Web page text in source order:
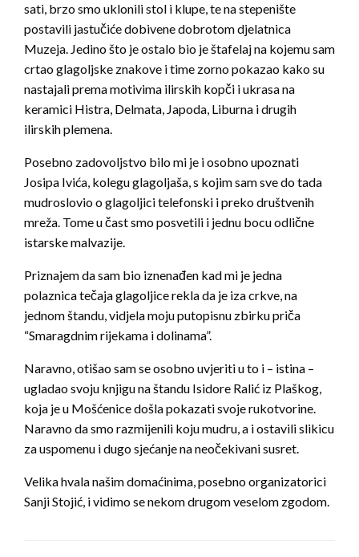
sati, brzo smo uklonili stol i klupe, te na stepenište
postavili jastučiće dobivene dobrotom djelatnica
Muzeja. Jedino što je ostalo bio je štafelaj na kojemu sam
crtao glagoljske znakove i time zorno pokazao kako su
nastajali prema motivima ilirskih kopči i ukrasa na
keramici Histra, Delmata, Japoda, Liburna i drugih
ilirskih plemena.
Posebno zadovoljstvo bilo mi je i osobno upoznati
Josipa Ivića, kolegu glagoljaša, s kojim sam sve do tada
mudroslovio o glagoljici telefonski i preko društvenih
mreža. Tome u čast smo posvetili i jednu bocu odlične
istarske malvazije.
Priznajem da sam bio iznenađen kad mi je jedna
polaznica tečaja glagoljice rekla da je iza crkve, na
jednom štandu, vidjela moju putopisnu zbirku priča
“Smaragdnim rijekama i dolinama”.
Naravno, otišao sam se osobno uvjeriti u to i – istina –
ugladao svoju knjigu na štandu Isidore Ralić iz Plaškog,
koja je u Mošćenice došla pokazati svoje rukotvorine.
Naravno da smo razmijenili koju mudru, a i ostavili slikicu
za uspomenu i dugo sjećanje na neočekivani susret.
Velika hvala našim domaćinima, posebno organizatorici
Sanji Stojić, i vidimo se nekom drugom veselom zgodom.